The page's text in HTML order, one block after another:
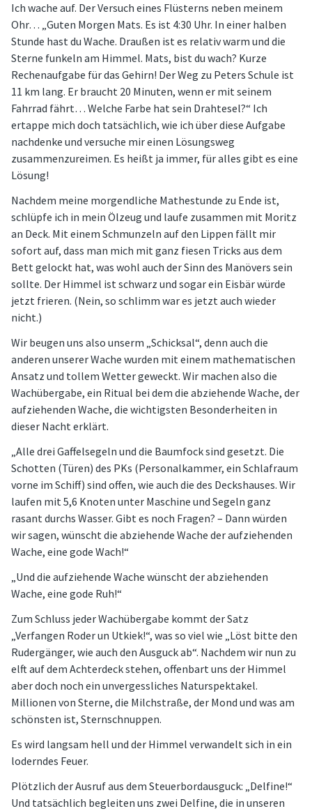
Ich wache auf. Der Versuch eines Flüsterns neben meinem
Ohr… „Guten Morgen Mats. Es ist 4:30 Uhr. In einer halben
Stunde hast du Wache. Draußen ist es relativ warm und die
Sterne funkeln am Himmel. Mats, bist du wach? Kurze
Rechenaufgabe für das Gehirn! Der Weg zu Peters Schule ist
11 km lang. Er braucht 20 Minuten, wenn er mit seinem
Fahrrad fährt… Welche Farbe hat sein Drahtesel?“ Ich
ertappe mich doch tatsächlich, wie ich über diese Aufgabe
nachdenke und versuche mir einen Lösungsweg
zusammenzureimen. Es heißt ja immer, für alles gibt es eine
Lösung!
Nachdem meine morgendliche Mathestunde zu Ende ist,
schlüpfe ich in mein Ölzeug und laufe zusammen mit Moritz
an Deck. Mit einem Schmunzeln auf den Lippen fällt mir
sofort auf, dass man mich mit ganz fiesen Tricks aus dem
Bett gelockt hat, was wohl auch der Sinn des Manövers sein
sollte. Der Himmel ist schwarz und sogar ein Eisbär würde
jetzt frieren. (Nein, so schlimm war es jetzt auch wieder
nicht.)
Wir beugen uns also unserm „Schicksal“, denn auch die
anderen unserer Wache wurden mit einem mathematischen
Ansatz und tollem Wetter geweckt. Wir machen also die
Wachübergabe, ein Ritual bei dem die abziehende Wache, der
aufziehenden Wache, die wichtigsten Besonderheiten in
dieser Nacht erklärt.
„Alle drei Gaffelsegeln und die Baumfock sind gesetzt. Die
Schotten (Türen) des PKs (Personalkammer, ein Schlafraum
vorne im Schiff) sind offen, wie auch die des Deckshauses. Wir
laufen mit 5,6 Knoten unter Maschine und Segeln ganz
rasant durchs Wasser. Gibt es noch Fragen? – Dann würden
wir sagen, wünscht die abziehende Wache der aufziehenden
Wache, eine gode Wach!“
„Und die aufziehende Wache wünscht der abziehenden
Wache, eine gode Ruh!“
Zum Schluss jeder Wachübergabe kommt der Satz
„Verfangen Roder un Utkiek!“, was so viel wie „Löst bitte den
Rudergänger, wie auch den Ausguck ab“. Nachdem wir nun zu
elft auf dem Achterdeck stehen, offenbart uns der Himmel
aber doch noch ein unvergessliches Naturspektakel.
Millionen von Sterne, die Milchstraße, der Mond und was am
schönsten ist, Sternschnuppen.
Es wird langsam hell und der Himmel verwandelt sich in ein
loderndes Feuer.
Plötzlich der Ausruf aus dem Steuerbordausguck: „Delfine!“
Und tatsächlich begleiten uns zwei Delfine, die in unseren